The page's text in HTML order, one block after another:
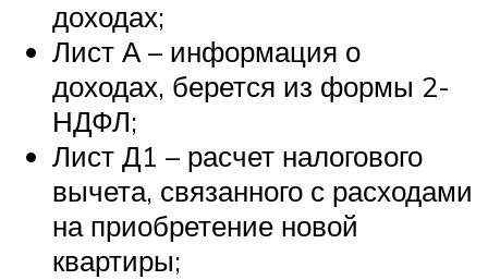
доходах;
Лист А – информация о
доходах, берется из формы 2-
НДФЛ;
Лист Д1 – расчет налогового
вычета, связанного с расходами
на приобретение новой
квартиры;